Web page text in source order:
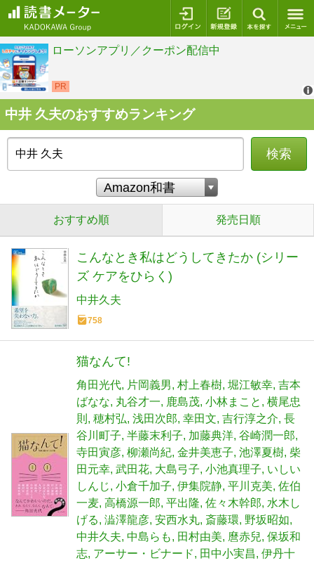
ログイン 新規登録
中井 久夫のおすすめランキング
検索
おすすめ順 発売日順
こんなとき私はどうしてきたか (シリー
ズ ケアをひらく)
中井久夫
758
猫なんて!
角田光代 片岡義男 村上春樹 堀江敏幸 吉本
ばなな 丸谷才一 鹿島茂 小林まこと
横尾忠
則
穂村弘 浅田次郎 幸田文 吉行淳之介 長
谷川町子 半藤末利子 加藤典洋 谷崎潤一郎
寺田寅彦 柳瀬尚紀 金井美恵子 池澤夏樹 柴
田元幸 武田花 大島弓子 小池真理子 いしい
しんじ 小倉千加子 伊集院静 平川克美 佐伯
一麦 高橋源一郎 平出隆 佐々木幹郎 水木し
げる 澁澤龍彦 安西水丸 斎藤環 野坂昭如
中井久夫 中島らも 田村由美 麿赤兒 保坂和
志 アーサー・ビナード 田中小実昌 伊丹十